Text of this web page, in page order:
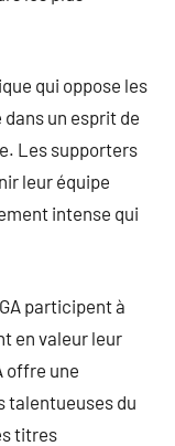
qui oppose les
dans un esprit de
Les supporters
leur équipe
intense qui
participent à
en valeur leur
offre une
talentueuses du
titres